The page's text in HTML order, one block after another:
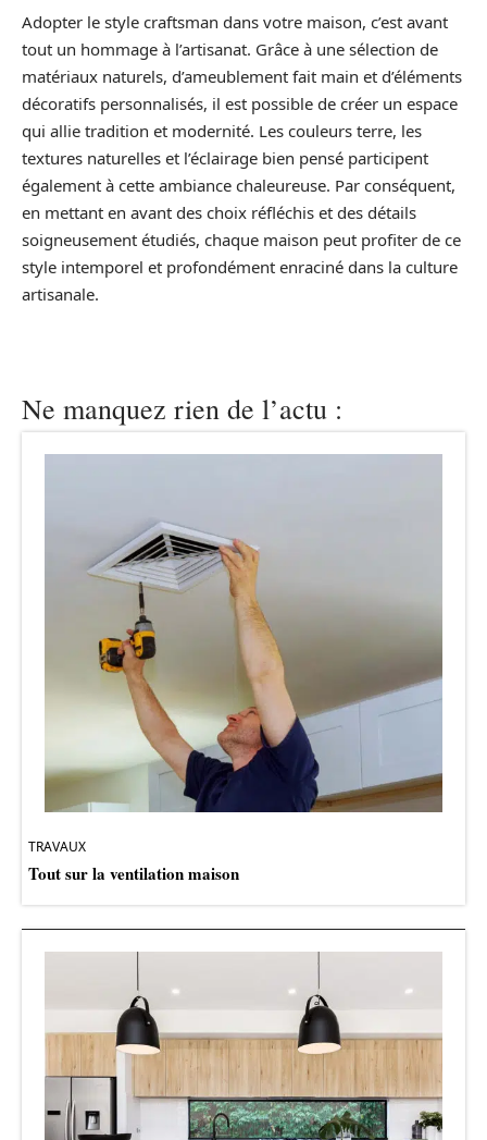
Adopter le style craftsman dans votre maison, c’est avant
tout un hommage à l’artisanat. Grâce à une sélection de
matériaux naturels, d’ameublement fait main et d’éléments
décoratifs personnalisés, il est possible de créer un espace
qui allie tradition et modernité. Les couleurs terre, les
textures naturelles et l’éclairage bien pensé participent
également à cette ambiance chaleureuse. Par conséquent,
en mettant en avant des choix réfléchis et des détails
soigneusement étudiés, chaque maison peut profiter de ce
style intemporel et profondément enraciné dans la culture
artisanale.
Ne manquez rien de l’actu :
TRAVAUX
Tout sur la ventilation maison